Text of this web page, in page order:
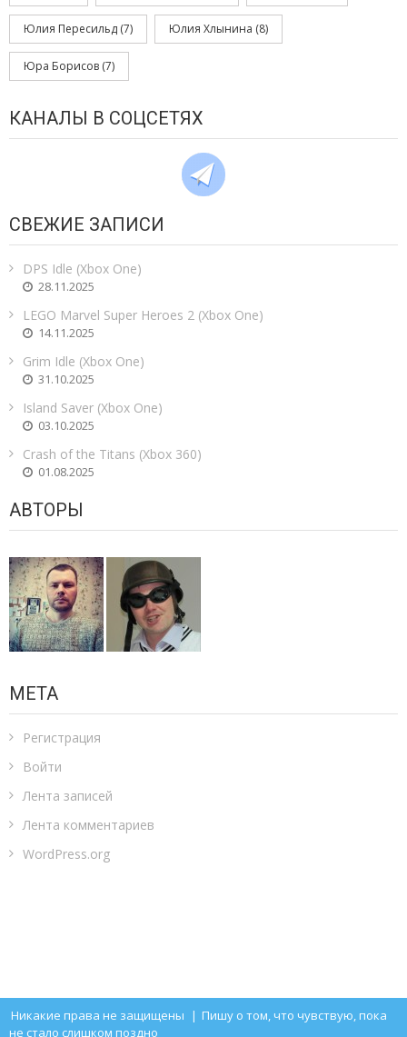
Юлия Пересильд (7) Юлия Хлынина (8)
Юра Борисов (7)
КАНАЛЫ В СОЦСЕТЯХ
СВЕЖИЕ ЗАПИСИ
DPS Idle (Xbox One)
28.11.2025
LEGO Marvel Super Heroes 2 (Xbox One)
14.11.2025
Grim Idle (Xbox One)
31.10.2025
Island Saver (Xbox One)
03.10.2025
Crash of the Titans (Xbox 360)
01.08.2025
АВТОРЫ
МЕТА
Регистрация
Войти
Лента записей
Лента комментариев
WordPress.org
Никакие права не защищены | Пишу о том, что чувствую, пока
не стало слишком поздно